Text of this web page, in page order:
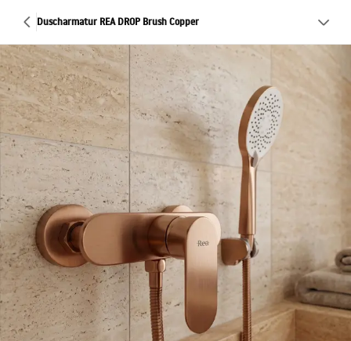
Duscharmatur REA DROP Brush Copper